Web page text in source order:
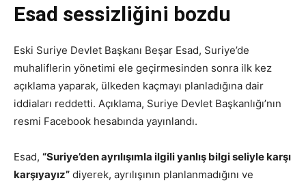
Esad sessizliğini bozdu
Eski Suriye Devlet Başkanı Beşar Esad, Suriye’de
muhaliflerin yönetimi ele geçirmesinden sonra ilk kez
açıklama yaparak, ülkeden kaçmayı planladığına dair
iddiaları reddetti. Açıklama, Suriye Devlet Başkanlığı’nın
resmi Facebook hesabında yayınlandı.
Esad, “Suriye’den ayrılışımla ilgili yanlış bilgi seliyle karşı
karşıyayız” diyerek, ayrılışının planlanmadığını ve